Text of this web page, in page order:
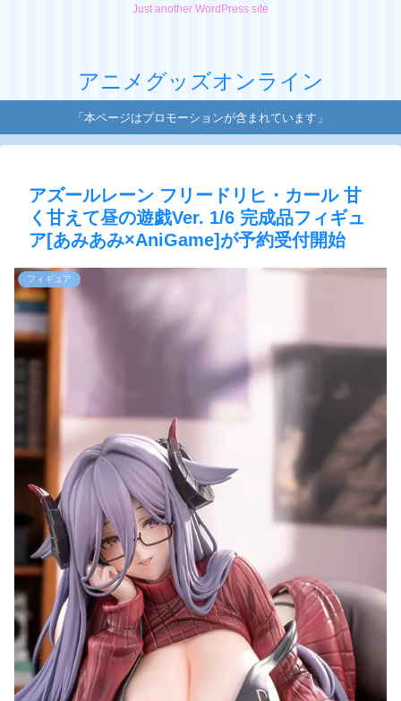
Just another WordPress site
アニメグッズオンライン
「本ページはプロモーションが含まれています」
アズールレーン フリードリヒ・カール 甘
く甘えて昼の遊戯Ver. 1/6 完成品フィギュ
ア[あみあみ×AniGame]が予約受付開始
フィギュア